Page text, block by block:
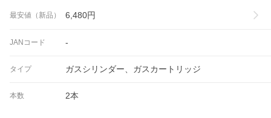
最安値（新品） 6,480円
JANコード -
タイプ ガスシリンダー、ガスカートリッジ
本数 2本